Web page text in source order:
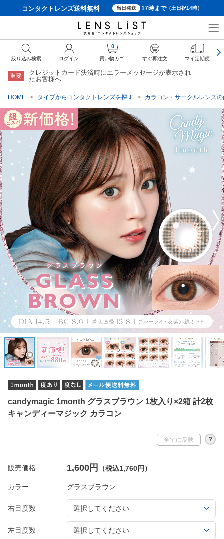
コンタクトレンズ送料無料 当日発送 17時まで（土日祝14時）
重要
クレジットカード決済時にエラーメッセージが表示され
たお客様へ
HOME タイプからコンタクトレンズを探す カラコン・サークルレンズ
candymagic 1month グラスブラウン 1枚入り×2箱 計2枚
キャンディーマジック カラコン
全てに反映 ？
販売価格 1,600円 （税込1,760円）
カラー
右目度数
左目度数
絞り込み検索 ログイン
0
買い物カゴ すぐ再注文 マイ定期便
クーポン詳細